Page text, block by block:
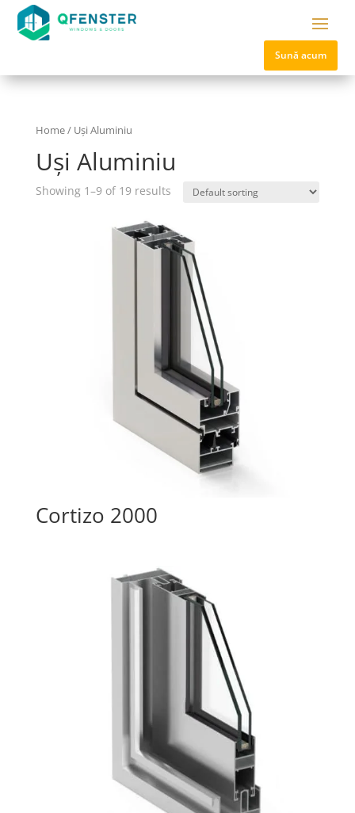
Sună acum
Home/ Uși Aluminiu
Uși Aluminiu
Showing 1–9 of 19 results
Cortizo 2000